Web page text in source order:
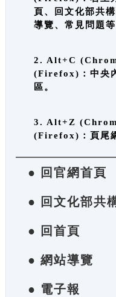
頁、回文化部共
導覽、常見問題等
2. Alt+C
(Firefox)：中央
區。
3. Alt+Z
(Firefox)：頁尾
● 回官網首頁
● 回文化部共
● 回首頁
● 網站導覽
● 電子報